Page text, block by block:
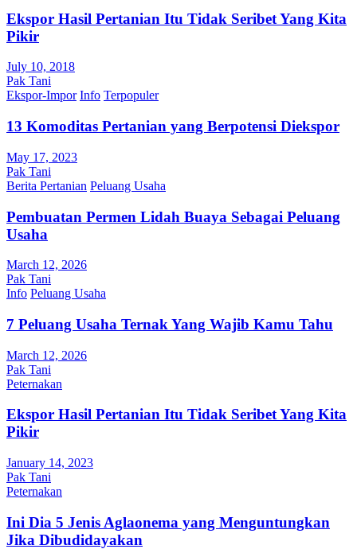
Ekspor Hasil Pertanian Itu Tidak Seribet Yang Kita
Pikir
July 10, 2018
Pak Tani
Ekspor-Impor Info Terpopuler
13 Komoditas Pertanian yang Berpotensi Diekspor
May 17, 2023
Pak Tani
Berita Pertanian Peluang Usaha
Pembuatan Permen Lidah Buaya Sebagai Peluang
Usaha
March 12, 2026
Pak Tani
Info Peluang Usaha
7 Peluang Usaha Ternak Yang Wajib Kamu Tahu
March 12, 2026
Pak Tani
Peternakan
Ekspor Hasil Pertanian Itu Tidak Seribet Yang Kita
Pikir
January 14, 2023
Pak Tani
Peternakan
Ini Dia 5 Jenis Aglaonema yang Menguntungkan
Jika Dibudidayakan